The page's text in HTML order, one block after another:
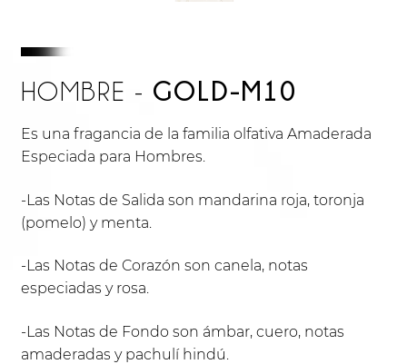
HOMBRE - GOLD-M10
Es una fragancia de la familia olfativa Amaderada
Especiada para Hombres.
-Las Notas de Salida son mandarina roja, toronja
(pomelo) y menta.
-Las Notas de Corazón son canela, notas
especiadas y rosa.
-Las Notas de Fondo son ámbar, cuero, notas
amaderadas y pachulí hindú.